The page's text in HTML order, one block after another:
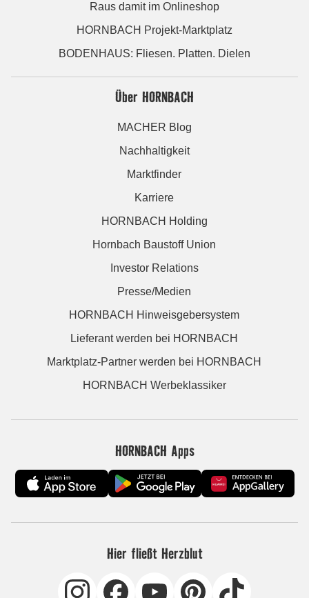
Raus damit im Onlineshop
HORNBACH Projekt-Marktplatz
BODENHAUS: Fliesen. Platten. Dielen
Über HORNBACH
MACHER Blog
Nachhaltigkeit
Marktfinder
Karriere
HORNBACH Holding
Hornbach Baustoff Union
Investor Relations
Presse/Medien
HORNBACH Hinweisgebersystem
Lieferant werden bei HORNBACH
Marktplatz-Partner werden bei HORNBACH
HORNBACH Werbeklassiker
HORNBACH Apps
Hier fließt Herzblut